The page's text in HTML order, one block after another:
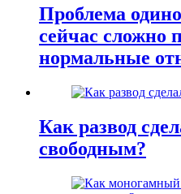
Проблема
сейчас сложно
нормальные
Как развод
свободным?